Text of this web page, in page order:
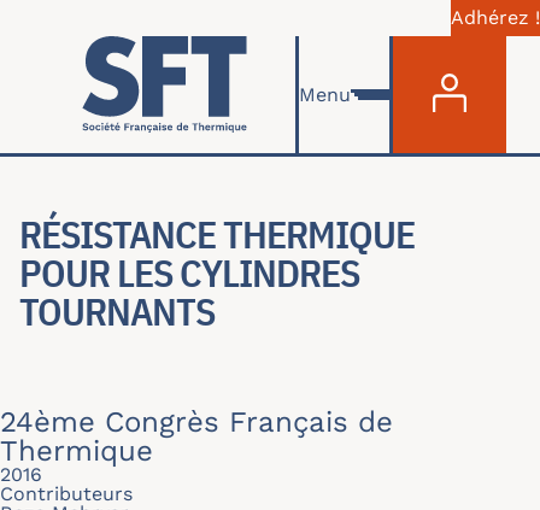
Aller au contenu principal
Adhérez !
Menu
RÉSISTANCE THERMIQUE
POUR LES CYLINDRES
TOURNANTS
24ème Congrès Français de
Thermique
2016
Contributeurs